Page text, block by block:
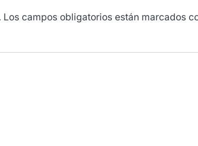
Los campos obligatorios están marcados